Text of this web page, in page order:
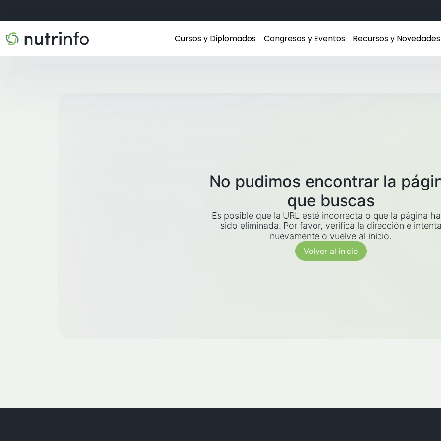
Cursos y Diplomados Congresos y Eventos Recursos y Novedades
No pudimos encontrar la
que buscas
Es posible que la URL esté incorrecta o que la página
sido eliminada. Por favor, verifica la dirección e intenta
nuevamente o vuelve al inicio.
Volver al inicio